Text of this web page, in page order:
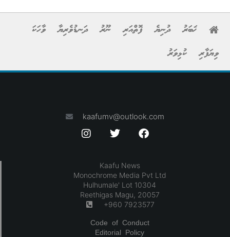
ޚަބަރު ދުނިޔެ ފޮތްއަރި ނޫރު ދަނޑުވެރިޔާ
ވާހަކަ
ވިޔަފާރި
ކުޅިވަރު
kaafumv@outlook.com
Kaafu News
Monochrome Media Pvt Ltd
Hulhumale' Lot 10304
Reethigas Magu, 20057
+960 7923577
Code of Conduct
Editorial Policy